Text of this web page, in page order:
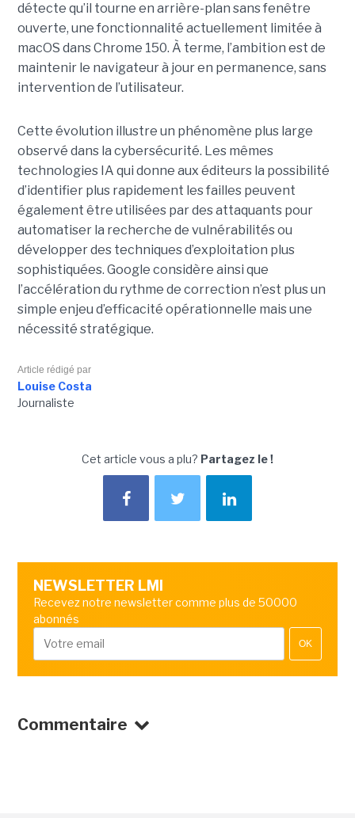
détecte qu’il tourne en arrière-plan sans fenêtre
ouverte, une fonctionnalité actuellement limitée à
macOS dans Chrome 150. À terme, l’ambition est de
maintenir le navigateur à jour en permanence, sans
intervention de l’utilisateur.
Cette évolution illustre un phénomène plus large
observé dans la cybersécurité. Les mêmes
technologies IA qui donne aux éditeurs la possibilité
d’identifier plus rapidement les failles peuvent
également être utilisées par des attaquants pour
automatiser la recherche de vulnérabilités ou
développer des techniques d’exploitation plus
sophistiquées. Google considère ainsi que
l’accélération du rythme de correction n’est plus un
simple enjeu d’efficacité opérationnelle mais une
nécessité stratégique.
Article rédigé par
Louise Costa
Journaliste
Cet article vous a plu? Partagez le !
NEWSLETTER LMI
Recevez notre newsletter comme plus de 50000
abonnés
OK
Commentaire